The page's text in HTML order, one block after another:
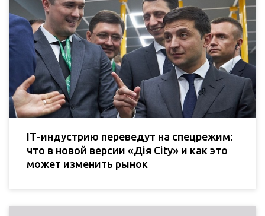
ІТ-индустрию переведут на спецрежим:
что в новой версии «Дія City» и как это
может изменить рынок